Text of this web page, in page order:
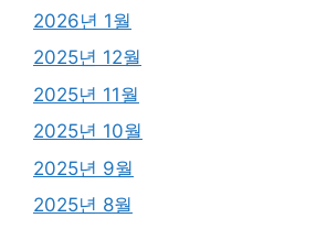
2026년 1월
2025년 12월
2025년 11월
2025년 10월
2025년 9월
2025년 8월